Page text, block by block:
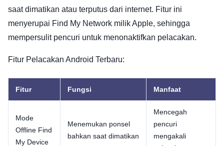
saat dimatikan atau terputus dari internet. Fitur ini
menyerupai Find My Network milik Apple, sehingga
mempersulit pencuri untuk menonaktifkan pelacakan.
Fitur Pelacakan Android Terbaru:
Fitur Fungsi Manfaat
Mode
Offline Find
My Device
Menemukan ponsel
bahkan saat dimatikan
Mencegah
pencuri
mengakali